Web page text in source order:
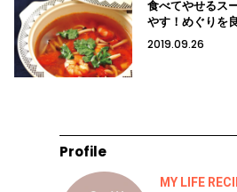
食べてやせるス
やす！めぐりを
2019.09.26
Profile
MY LIFE